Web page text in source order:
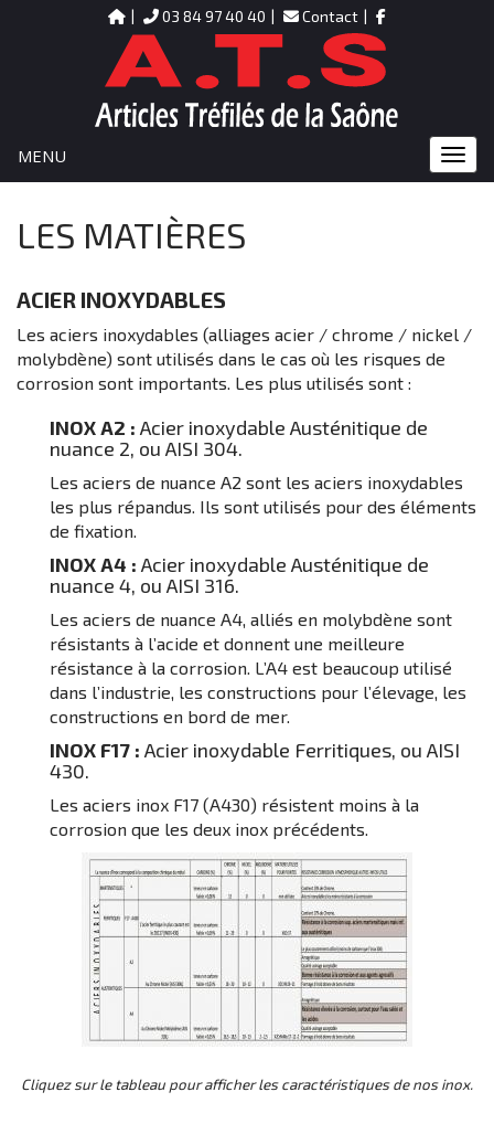
03 84 97 40 40 Contact
MENU
MENU
LES MATIÈRES
ACIER INOXYDABLES
Les aciers inoxydables (alliages acier / chrome / nickel /
molybdène) sont utilisés dans le cas où les risques de
corrosion sont importants. Les plus utilisés sont :
INOX A2 : Acier inoxydable Austénitique de
nuance 2, ou AISI 304.
Les aciers de nuance A2 sont les aciers inoxydables
les plus répandus. Ils sont utilisés pour des éléments
de fixation.
INOX A4 : Acier inoxydable Austénitique de
nuance 4, ou AISI 316.
Les aciers de nuance A4, alliés en molybdène sont
résistants à l’acide et donnent une meilleure
résistance à la corrosion. L’A4 est beaucoup utilisé
dans l’industrie, les constructions pour l’élevage, les
constructions en bord de mer.
INOX F17 : Acier inoxydable Ferritiques, ou AISI
430.
Les aciers inox F17 (A430) résistent moins à la
corrosion que les deux inox précédents.
Cliquez sur le tableau pour afficher les caractéristiques de nos inox.